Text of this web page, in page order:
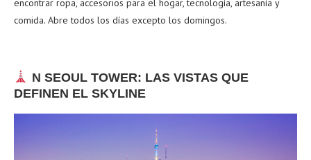
encontrar ropa, accesorios para el hogar, tecnología, artesanía y
comida. Abre todos los días excepto los domingos.
N SEOUL TOWER: LAS VISTAS QUE
DEFINEN EL SKYLINE